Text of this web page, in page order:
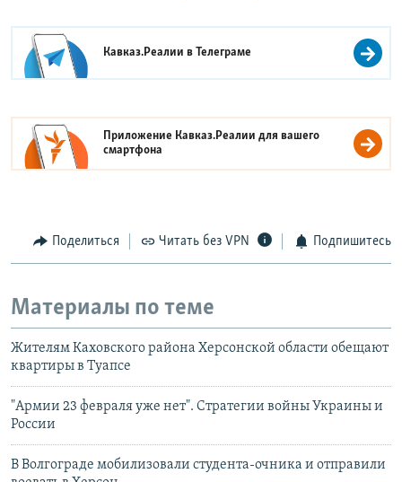
Кавказ.Реалии вТелеграме
Приложение Кавказ.Реалии для вашего
смартфона
Поделиться Читать без VPN Подпишитесь
Материалы по теме
Жителям Каховского района Херсонской области обещают
квартиры в Туапсе
"Армии 23 февраля уже нет". Стратегии войны Украины и
России
В Волгограде мобилизовали студента-очника и отправили